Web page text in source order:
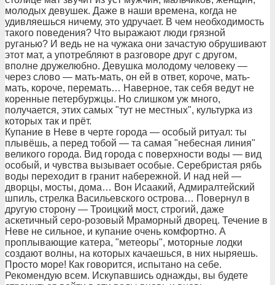
молодых девушек. Даже в наши времена, когда не
удивляешься ничему, это удручает. В чем необходимость
такого поведения? Что выражают люди грязной
руганью? И ведь не на чужака они зачастую обрушивают
этот мат, а употребляют в разговоре друг с другом,
вполне дружелюбно. Девушка молодому человеку —
через слово — мать-мать, он ей в ответ, короче, мать-
мать, короче, перемать… Наверное, так себя ведут не
коренные петербуржцы. Но слишком уж много,
получается, этих самых "тут не местных", культурка из
которых так и прёт.
Купание в Неве в черте города — особый ритуал: ты
плывёшь, а перед тобой — та самая "небесная линия"
великого города. Вид города с поверхности воды — вид
особый, и чувства вызывает особые. Серебристая рябь
воды переходит в гранит набережной. И над ней —
дворцы, мосты, дома… Вон Исаакий, Адмиралтейский
шпиль, стрелка Васильевского острова… Повернул в
другую сторону — Троицкий мост, строгий, даже
аскетичный серо-розовый Мраморный дворец. Течение в
Неве не сильное, и купание очень комфортно. А
проплывающие катера, "метеоры", моторные лодки
создают волны, на которых качаешься, в них ныряешь.
Просто море! Как говорится, испытано на себе.
Рекомендую всем. Искупавшись однажды, вы будете